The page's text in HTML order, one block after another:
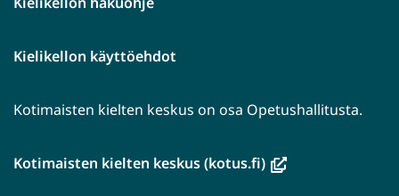
Kielikellon käyttöehdot
Kotimaisten kielten keskus on osa Opetushallitusta.
Kotimaisten kielten keskus (kotus.fi)(avautuu